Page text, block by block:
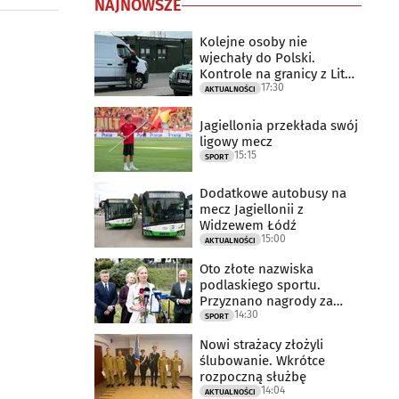
NAJNOWSZE
Kolejne osoby nie
wjechały do Polski.
Kontrole na granicy z Litwą
trwają
AKTUALNOŚCI 17:30
Jagiellonia przekłada swój
ligowy mecz
SPORT 15:15
Dodatkowe autobusy na
mecz Jagiellonii z
Widzewem Łódź
AKTUALNOŚCI 15:00
Oto złote nazwiska
podlaskiego sportu.
Przyznano nagrody za
2025 rok
SPORT 14:30
Nowi strażacy złożyli
ślubowanie. Wkrótce
rozpoczną służbę
AKTUALNOŚCI 14:04